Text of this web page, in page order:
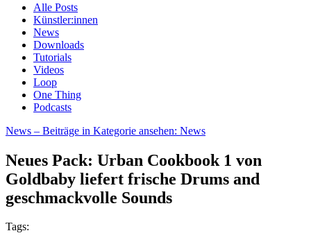
Alle Posts
Künstler:innen
News
Downloads
Tutorials
Videos
Loop
One Thing
Podcasts
News – Beiträge in Kategorie ansehen: News
Neues Pack: Urban Cookbook 1 von
Goldbaby liefert frische Drums and
geschmackvolle Sounds
Tags: